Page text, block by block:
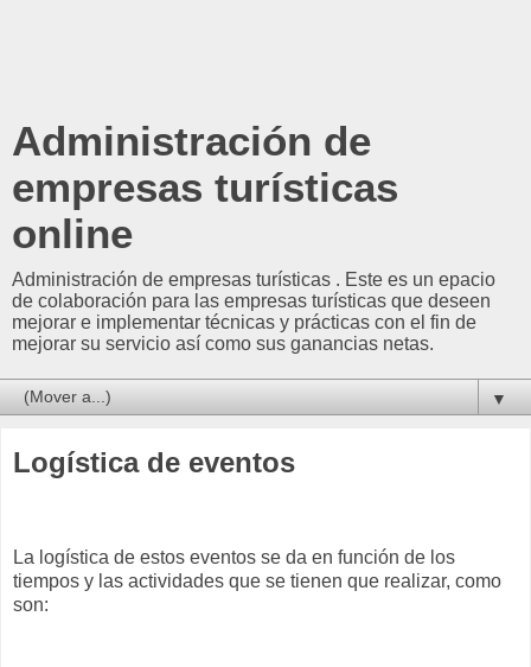
Administración de
empresas turísticas
online
Administración de empresas turísticas . Este es un epacio
de colaboración para las empresas turísticas que deseen
mejorar e implementar técnicas y prácticas con el fin de
mejorar su servicio así como sus ganancias netas.
▼
Logística de eventos
La logística de estos eventos se da en función de los
tiempos y las actividades que se tienen que realizar, como
son: